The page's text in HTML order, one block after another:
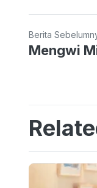
Berita
Mengwi